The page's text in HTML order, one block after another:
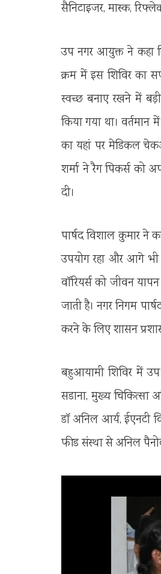
सैनिटाइजर, मास्क,
उप नगर आयुक्त ने कहा
क्रम में इस शिविर का
स्वच्छ बनाए रखने में बड़ी
किया गया था।
का यहां पर मेडिकल
शर्मा ने रैग पिकर्स को
दी।
पार्षद विशाल कुमार ने
उपयोग रहा और आगे भी
वॉरियर्स को जीवन
जाती है। नगर निगम
करने के लिए शासन
बहुआयामी शिविर में
सडाना, मुख्य चिकित्सा
डॉ अनिल आर्य, ईएनटी
फीड संस्था से अनिल